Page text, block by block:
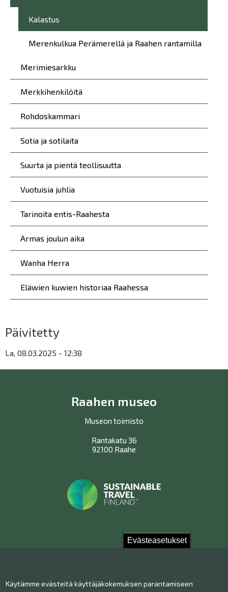
Evästeasetukset
Käytämme evästeitä käyttäjäkokemuksen parantamiseen
Kalastus
Merenkulkua Perämerellä ja Raahen rantamilla
Merimiesarkku
Merkkihenkilöitä
Rohdoskammari
Sotia ja sotilaita
Suurta ja pientä teollisuutta
Vuotuisia juhlia
Tarinoita entis-Raahesta
Armas joulun aika
Wanha Herra
Eläwien kuwien historiaa Raahessa
Päivitetty
La, 08.03.2025 - 12:38
Raahen museo
Museon toimisto
Rantakatu 36
92100 Raahe
Yhteystiedot